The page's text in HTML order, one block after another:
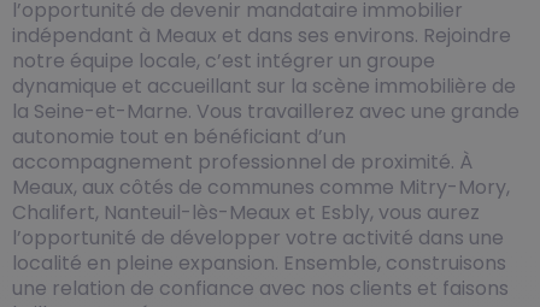
l’opportunité de devenir mandataire immobilier
indépendant à Meaux et dans ses environs. Rejoindre
notre équipe locale, c’est intégrer un groupe
dynamique et accueillant sur la scène immobilière de
la Seine-et-Marne. Vous travaillerez avec une grande
autonomie tout en bénéficiant d’un
accompagnement professionnel de proximité. À
Meaux, aux côtés de communes comme Mitry-Mory,
Chalifert, Nanteuil-lès-Meaux et Esbly, vous aurez
l’opportunité de développer votre activité dans une
localité en pleine expansion. Ensemble, construisons
une relation de confiance avec nos clients et faisons